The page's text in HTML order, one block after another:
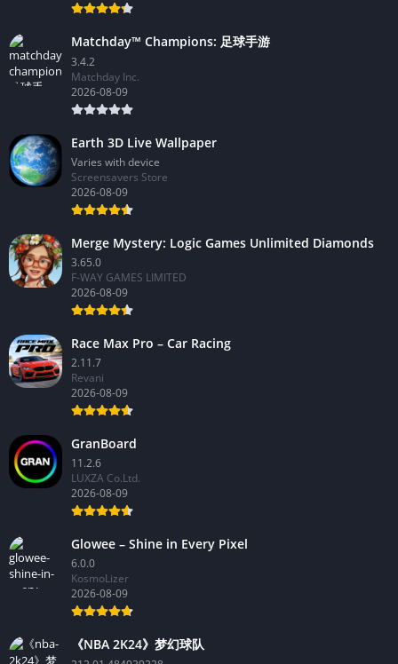
Matchday™ Champions: 足球手游
3.4.2
Matchday Inc.
2026-08-09
Earth 3D Live Wallpaper
Varies with device
Screensavers Store
2026-08-09
Merge Mystery: Logic Games Unlimited Diamonds
3.65.0
F-WAY GAMES LIMITED
2026-08-09
Race Max Pro – Car Racing
2.11.7
Revani
2026-08-09
GranBoard
11.2.6
LUXZA Co.Ltd.
2026-08-09
Glowee – Shine in Every Pixel
6.0.0
KosmoLizer
2026-08-09
《NBA 2K24》梦幻球队